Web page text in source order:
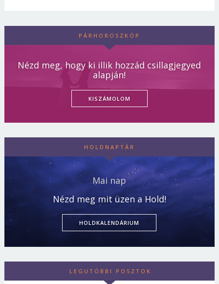
PÁRHOROSZKÓP
Nézd meg, hogy ki illik hozzád csillagjegyed
alapján!
KISZÁMOLOM
HOLDNAPTÁR
Mai nap
Nézd meg mit üzen a Hold!
HOLDKALENDÁRIUM
LEGUTÓBBI POSZTOK